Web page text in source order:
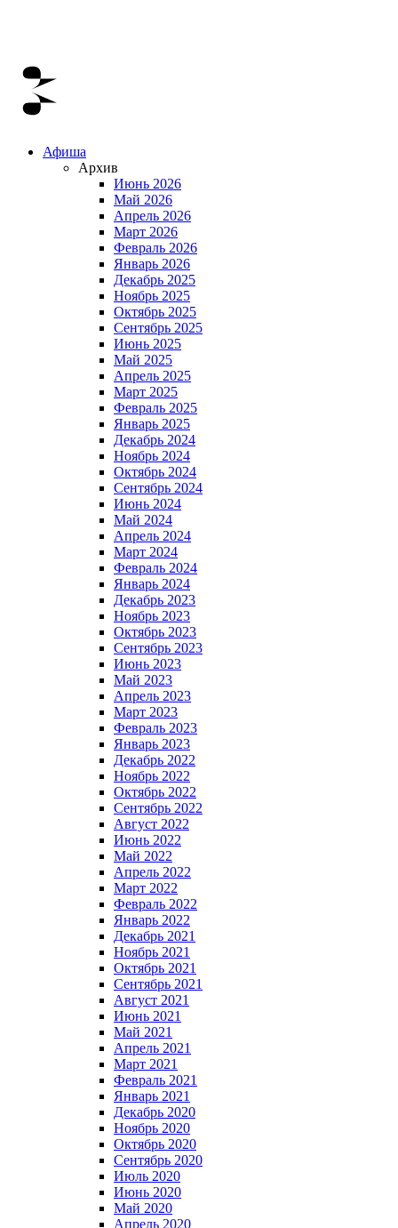
Афиша
Архив
Июнь 2026
Май 2026
Апрель 2026
Март 2026
Февраль 2026
Январь 2026
Декабрь 2025
Ноябрь 2025
Октябрь 2025
Сентябрь 2025
Июнь 2025
Май 2025
Апрель 2025
Март 2025
Февраль 2025
Январь 2025
Декабрь 2024
Ноябрь 2024
Октябрь 2024
Сентябрь 2024
Июнь 2024
Май 2024
Апрель 2024
Март 2024
Февраль 2024
Январь 2024
Декабрь 2023
Ноябрь 2023
Октябрь 2023
Сентябрь 2023
Июнь 2023
Май 2023
Апрель 2023
Март 2023
Февраль 2023
Январь 2023
Декабрь 2022
Ноябрь 2022
Октябрь 2022
Сентябрь 2022
Август 2022
Июнь 2022
Май 2022
Апрель 2022
Март 2022
Февраль 2022
Январь 2022
Декабрь 2021
Ноябрь 2021
Октябрь 2021
Сентябрь 2021
Август 2021
Июнь 2021
Май 2021
Апрель 2021
Март 2021
Февраль 2021
Январь 2021
Декабрь 2020
Ноябрь 2020
Октябрь 2020
Сентябрь 2020
Июль 2020
Июнь 2020
Май 2020
Апрель 2020